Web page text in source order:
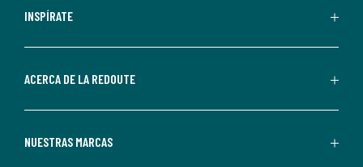
personalizadas
parte
Redoute.
INSPÍRATE
ACERCA DE LA REDOUTE
NUESTRAS MARCAS